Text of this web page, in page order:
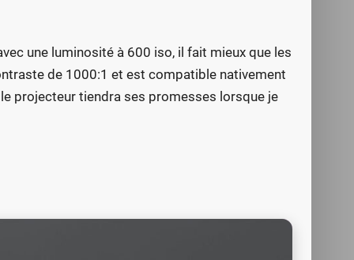
une luminosité à 600 iso, il fait mieux que les
de 1000:1 et est compatible nativement
projecteur tiendra ses promesses lorsque je